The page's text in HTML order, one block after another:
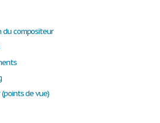
compositeur
de vue)